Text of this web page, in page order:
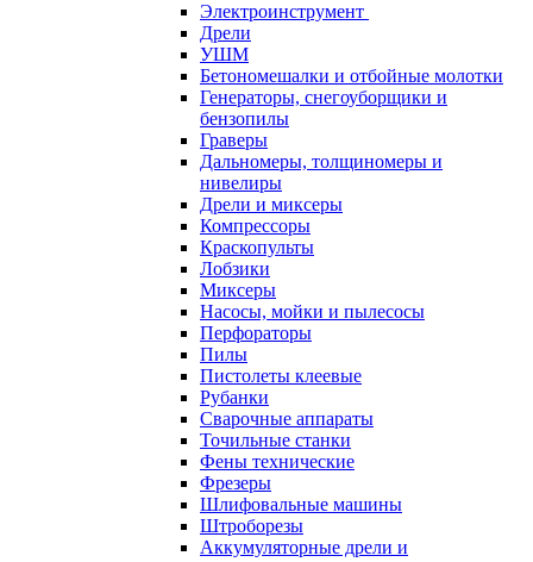
Электроинструмент
Дрели
УШМ
Бетономешалки и отбойные молотки
Генераторы, снегоуборщики и
бензопилы
Граверы
Дальномеры, толщиномеры и
нивелиры
Дрели и миксеры
Компрессоры
Краскопульты
Лобзики
Миксеры
Насосы, мойки и пылесосы
Перфораторы
Пилы
Пистолеты клеевые
Рубанки
Сварочные аппараты
Точильные станки
Фены технические
Фрезеры
Шлифовальные машины
Штроборезы
Аккумуляторные дрели и